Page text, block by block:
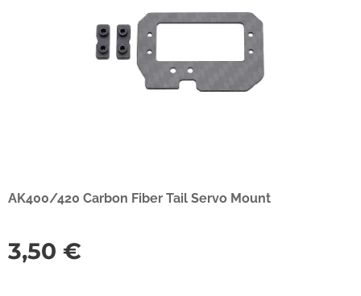
AK400/420 Carbon Fiber Tail Servo Mount
3,50 €